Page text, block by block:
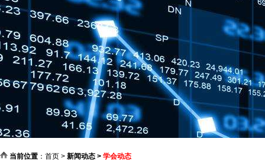
当前位置 ： 首页 > 新闻动态 > 学会动态